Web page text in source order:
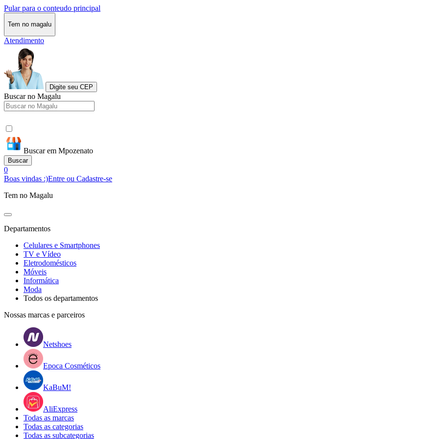
Pular para o conteudo principal
Tem no magalu
Atendimento
Digite seu CEP
Buscar no Magalu
Buscar em Mpozenato
Buscar
0
Boas vindas :)Entre ou Cadastre-se
Tem no Magalu
Departamentos
Celulares e Smartphones
TV e Vídeo
Eletrodomésticos
Móveis
Informática
Moda
Todos os departamentos
Nossas marcas e parceiros
Netshoes
Epoca Cosméticos
KaBuM!
AliExpress
Todas as marcas
Todas as categorias
Todas as subcategorias